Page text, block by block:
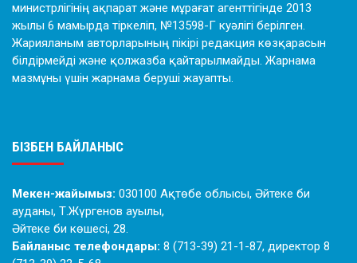
министрлігінің ақпарат және мұрағат агенттігінде 2013
жылы 6 мамырда тіркеліп, №13598-Г куәлігі берілген.
Жарияланым авторларының пікірі редакция көзқарасын
білдірмейді және қолжазба қайтарылмайды. Жарнама
мазмұны үшін жарнама беруші жауапты.
БІЗБЕН БАЙЛАНЫС
Мекен-жайымыз: 030100 Ақтөбе облысы, Әйтеке би
ауданы, Т.Жүргенов ауылы,
Әйтеке би көшесі, 28.
Байланыс телефондары: 8 (713-39) 21-1-87, директор 8